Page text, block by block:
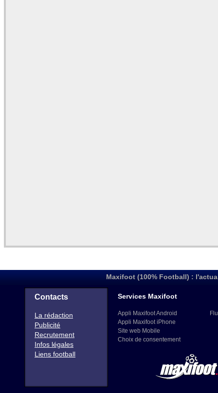
Maxifoot (100% Football) :
Contacts
La rédaction
Publicité
Recrutement
Infos légales
Liens football
Services Maxifoot
Appli Maxifoot Android
Appli Maxifoot iPhone
Site web Mobile
Choix de consentement